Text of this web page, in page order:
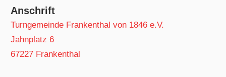
Anschrift
Turngemeinde Frankenthal von 1846 e.V.
Jahnplatz 6
67227 Frankenthal